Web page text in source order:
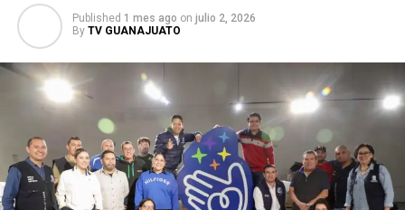
Published 1 mes ago on julio 2, 2026
By TV GUANAJUATO